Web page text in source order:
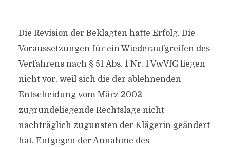
Die Revision der Beklagten hatte Erfolg. Die
Voraussetzungen für ein Wiederaufgreifen des
Verfahrens nach § 51 Abs. 1 Nr. 1 VwVfG liegen
nicht vor, weil sich die der ablehnenden
Entscheidung vom März 2002
zugrundeliegende Rechtslage nicht
nachträglich zugunsten der Klägerin geändert
hat. Entgegen der Annahme des